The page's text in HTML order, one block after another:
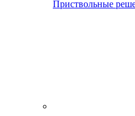
Приствольные